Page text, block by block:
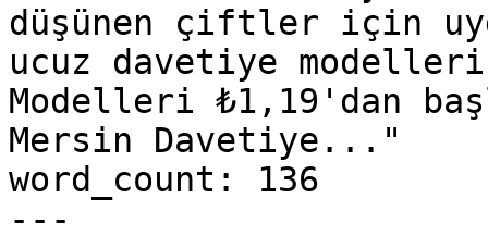
düşünen çiftler için
ucuz davetiye
Modelleri ₺1,19'dan
Mersin Davetiye..."
word_count: 136
---